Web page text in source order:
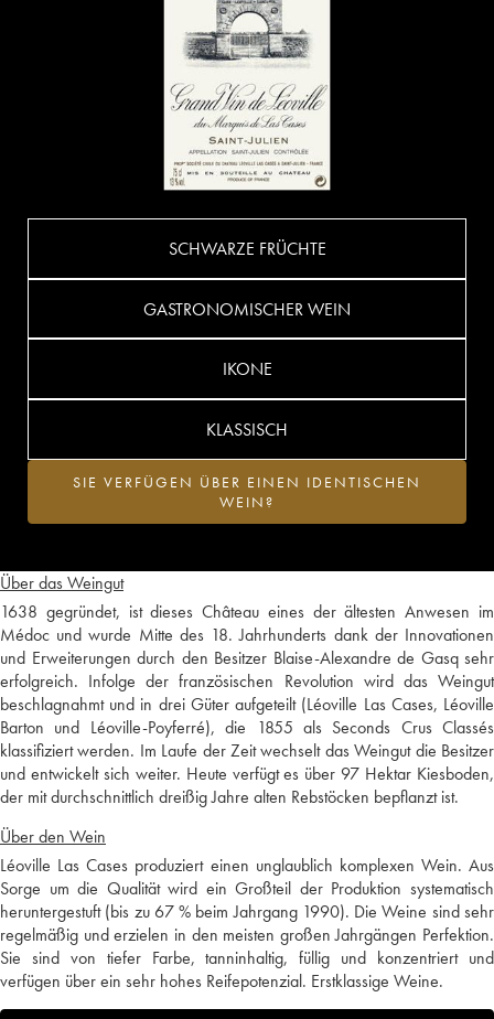
Über das Weingut
1638 gegründet, ist dieses Château eines der ältesten Anwesen im
Médoc und wurde Mitte des 18. Jahrhunderts dank der Innovationen
und Erweiterungen durch den Besitzer Blaise-Alexandre de Gasq sehr
erfolgreich. Infolge der französischen Revolution wird das Weingut
beschlagnahmt und in drei Güter aufgeteilt (Léoville Las Cases, Léoville
Barton und Léoville-Poyferré), die 1855 als Seconds Crus Classés
klassifiziert werden. Im Laufe der Zeit wechselt das Weingut die Besitzer
und entwickelt sich weiter. Heute verfügt es über 97 Hektar Kiesboden,
der mit durchschnittlich dreißig Jahre alten Rebstöcken bepflanzt ist.
Über den Wein
Léoville Las Cases produziert einen unglaublich komplexen Wein. Aus
Sorge um die Qualität wird ein Großteil der Produktion systematisch
heruntergestuft (bis zu 67 % beim Jahrgang 1990). Die Weine sind sehr
regelmäßig und erzielen in den meisten großen Jahrgängen Perfektion.
Sie sind von tiefer Farbe, tanninhaltig, füllig und konzentriert und
verfügen über ein sehr hohes Reifepotenzial. Erstklassige Weine.
SCHWARZE FRÜCHTE
GASTRONOMISCHER WEIN
IKONE
KLASSISCH
SIE VERFÜGEN ÜBER EINEN IDENTISCHEN
WEIN?